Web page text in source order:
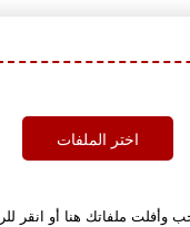
اختر الملفات
وأفلت ملفاتك هنا أو انقر